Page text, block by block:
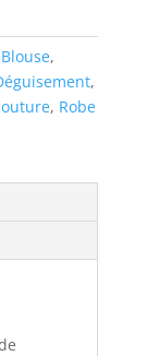
Blouse,
,
, Robe